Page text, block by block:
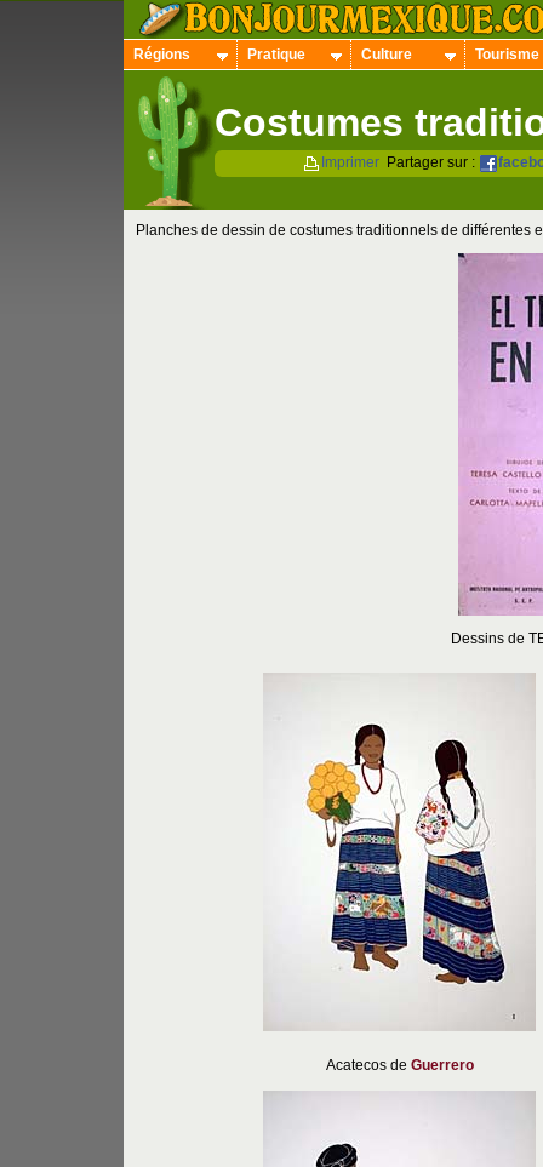
Régions Pratique Culture Tourisme
Costumes
Imprimer Partager sur :
Planches de dessin de costumes traditionnels de différentes
Dessins de
Acatecos de Guerrero